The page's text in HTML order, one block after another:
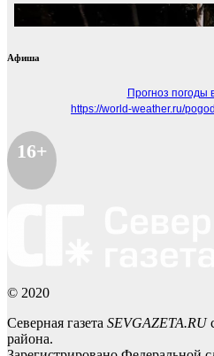
Афиша
Прогноз погоды
https://world-weather.ru/
16+
© 2020
Северная газета SEVGAZETA.RU
района.